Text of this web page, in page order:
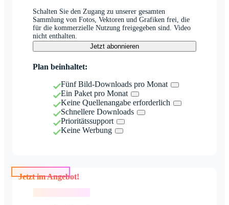
Schalten Sie den Zugang zu unserer gesamten
Sammlung von Fotos, Vektoren und Grafiken frei, die
für die kommerzielle Nutzung freigegeben sind. Video
nicht enthalten.
Jetzt abonnieren
Plan beinhaltet:
Fünf Bild-Downloads pro Monat
Ein Paket pro Monat
Keine Quellenangabe erforderlich
Schnellere Downloads
Prioritätssupport
Keine Werbung
Jetzt im Angebot!